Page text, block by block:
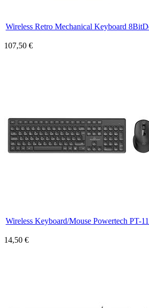
Wireless Retro Mechanical Keyboard
107,50 €
Wireless Keyboard/Mouse Powertech PT-
14,50 €